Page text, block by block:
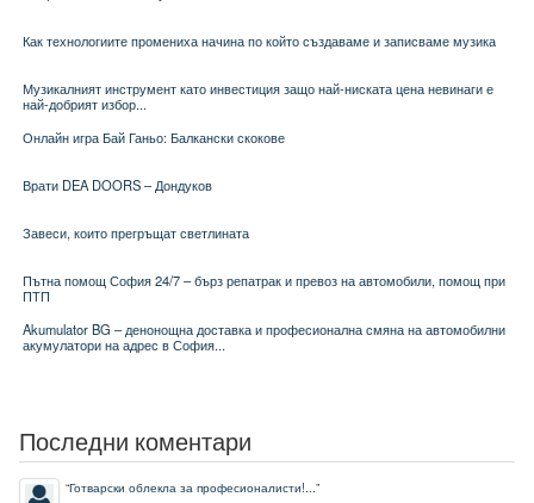
Как технологиите промениха начина по който създаваме и записваме музика
Музикалният инструмент като инвестиция защо най-ниската цена невинаги е
най-добрият избор...
Онлайн игра Бай Ганьо: Балкански скокове
Врати DEA DOORS – Дондуков
Завеси, които прегръщат светлината
Пътна помощ София 24/7 – бърз репатрак и превоз на автомобили, помощ при
ПТП
Akumulator BG – денонощна доставка и професионална смяна на автомобилни
акумулатори на адрес в София...
Последни коментари
“Готварски облекла за професионалисти!...”